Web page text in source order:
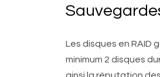
Les disques en RAID
minimum 2 disques